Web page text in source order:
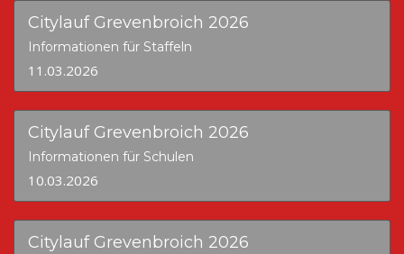
Citylauf Grevenbroich 2026
Informationen für Staffeln
11.03.2026
Citylauf Grevenbroich 2026
Informationen für Schulen
10.03.2026
Citylauf Grevenbroich 2026